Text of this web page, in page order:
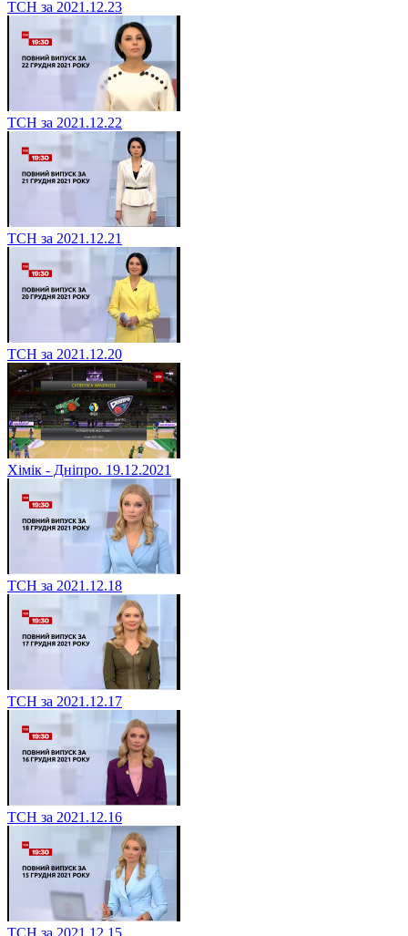
ТСН за 2021.12.23
ТСН за 2021.12.22
ТСН за 2021.12.21
ТСН за 2021.12.20
Хімік - Дніпро. 19.12.2021
ТСН за 2021.12.18
ТСН за 2021.12.17
ТСН за 2021.12.16
ТСН за 2021.12.15